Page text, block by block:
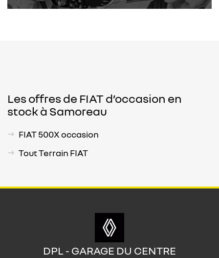
Les offres de FIAT d’occasion en
stock à Samoreau
FIAT 500X occasion
Tout Terrain FIAT
DPL - GARAGE DU CENTRE